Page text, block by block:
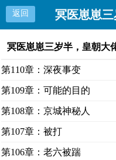
返回 冥医崽崽
冥医崽崽三岁半，皇朝大
第110章：深夜事变
第109章：可能的目的
第108章：京城神秘人
第107章：被打
第106章：老六被踹